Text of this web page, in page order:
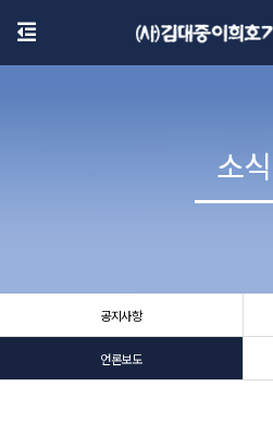
공지사항
언론보도
소식
소식